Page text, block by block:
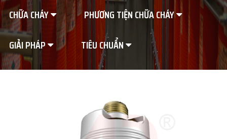
CHỮA CHÁY
PHƯƠNG TIỆN CHỮA CHÁY
GIẢI PHÁP
TIÊU CHUẨN